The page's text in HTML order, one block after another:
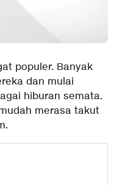
populer. Banyak
dan mulai
hiburan semata.
merasa takut